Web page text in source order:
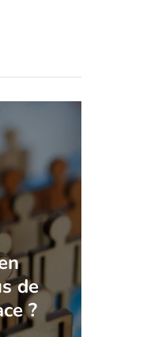
de
?